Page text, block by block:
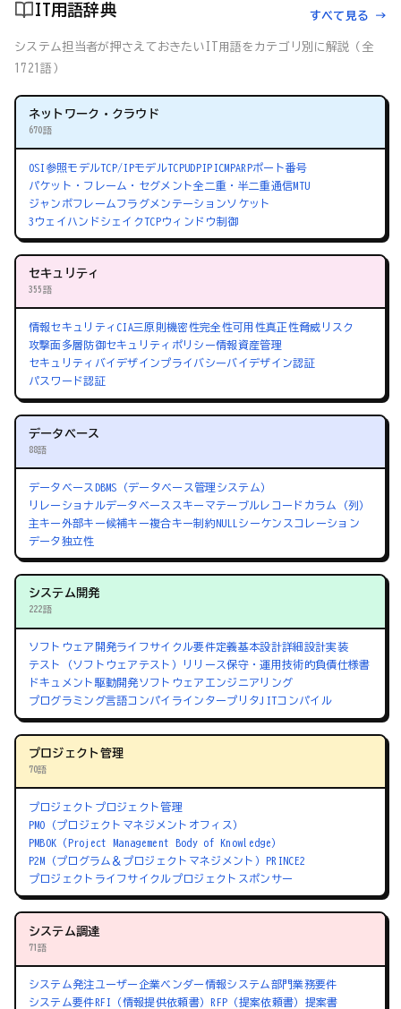
IT用語辞典 すべて見る →
システム担当者が押さえておきたいIT用語をカテゴリ別に解説（全
1721語）
ネットワーク・クラウド
670語
OSI参照モデルTCP/IPモデルTCPUDPIPICMPARPポート番号
パケット・フレーム・セグメント全二重・半二重通信MTU
ジャンボフレーム フラグメンテーションソケット
3ウェイハンドシェイクTCPウィンドウ制御
セキュリティ
355語
情報セキュリティ CIA三原則機密性完全性可用性真正性脅威 リスク
攻撃面多層防御セキュリティポリシー情報資産管理
セキュリティバイデザインプライバシーバイデザイン認証
パスワード認証
データベース
88語
データベース DBMS（データベース管理システム）
リレーショナルデータベース スキーマテーブルレコード カラム（列）
主キー外部キー候補キー複合キー制約NULL シーケンス コレーション
データ独立性
システム開発
222語
ソフトウェア開発ライフサイクル要件定義基本設計詳細設計実装
テスト（ソフトウェアテスト）
リリース保守・運用 技術的負債仕様書
ドキュメント駆動開発ソフトウェアエンジニアリング
プログラミング言語コンパイラインタープリタ JITコンパイル
プロジェクト管理
70語
プロジェクト プロジェクト管理
PMO（プロジェクトマネジメントオフィス）
PMBOK（Project Management Body of Knowledge）
P2M（プログラム＆プロジェクトマネジメント） PRINCE2
プロジェクトライフサイクルプロジェクトスポンサー
システム調達
71語
システム発注 ユーザー企業ベンダー情報システム部門業務要件
システム要件 RFI（情報提供依頼書） RFP（提案依頼書） 提案書